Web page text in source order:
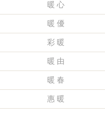
暖 心
暖 優
彩 暖
暖 由
暖 春
惠 暖